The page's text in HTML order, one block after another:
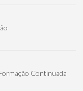
Continuada